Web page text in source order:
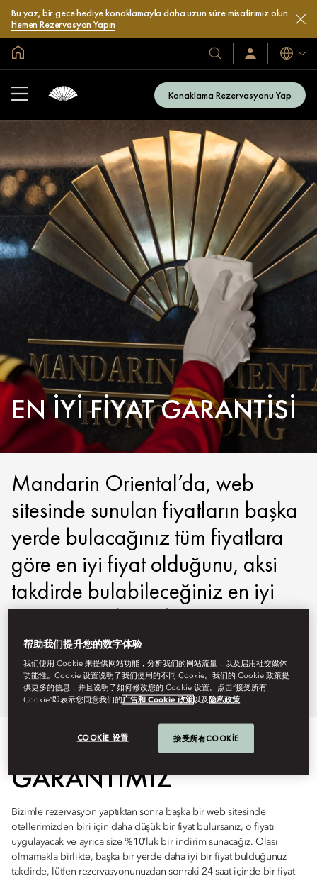
Bu yaz, bir gece hediye konaklamayla daha uzun süre misafirimiz olun.
Hemen Rezervasyon Yapın
Otel
ve
Oturum
Açın
Katılın
Diller
Konaklama Rezervasyonu Yap
EN İYI FIYAT GARANTISI
Mandarin Oriental’da, web
sitesinde sunulan fiyatların başka
yerde bulacağınız tüm fiyatlara
göre en iyi fiyat olduğunu, aksi
takdirde bulabileceğiniz en iyi
fiyat üzerinden ödeme
yapabileceğinizi garanti
ediyoruz.
GARANTIMIZ
Bizimle rezervasyon yaptıktan sonra başka bir web sitesinde
otellerimizden biri için daha düşük bir fiyat bulursanız, o fiyatı
uygulayacak ve ayrıca size %10’luk bir indirim sunacağız. Olası
olmamakla birlikte, başka bir yerde daha iyi bir fiyat bulduğunuz
takdirde, lütfen rezervasyonunuzdan sonraki 24 saat içinde bir fiyat
帮助我们提升您的数字体验
我们使用 Cookie 来提供网站功能，分析我们的网站流量，以及启用社交媒体
功能性。Cookie 设置说明了我们使用的不同 Cookie。我们的 Cookie 政策提
供更多的信息，并且说明了如何修改您的 Cookie 设置。点击“接受所有
Cookie”即表示您同意我们的广告和 Cookie 政策以及 隐私政策
COOKIE 设置 接受所有COOKIE